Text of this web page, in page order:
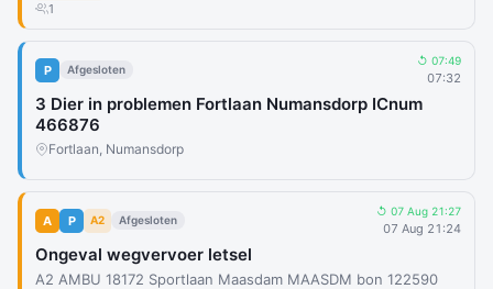
1
P Afgesloten
↺ 07:49
07:32
3 Dier in problemen Fortlaan Numansdorp ICnum
466876
Fortlaan, Numansdorp
A P A2 Afgesloten
↺ 07 Aug 21:27
07 Aug 21:24
Ongeval wegvervoer letsel
A2 AMBU 18172 Sportlaan Maasdam MAASDM bon 122590